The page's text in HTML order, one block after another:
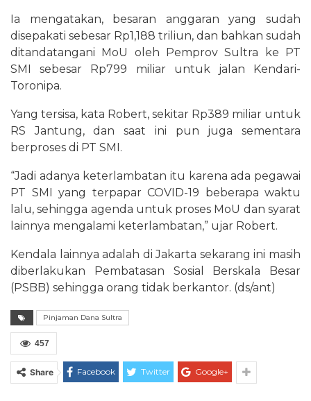
Ia mengatakan, besaran anggaran yang sudah
disepakati sebesar Rp1,188 triliun, dan bahkan sudah
ditandatangani MoU oleh Pemprov Sultra ke PT
SMI sebesar Rp799 miliar untuk jalan Kendari-
Toronipa.
Yang tersisa, kata Robert, sekitar Rp389 miliar untuk
RS Jantung, dan saat ini pun juga sementara
berproses di PT SMI.
“Jadi adanya keterlambatan itu karena ada pegawai
PT SMI yang terpapar COVID-19 beberapa waktu
lalu, sehingga agenda untuk proses MoU dan syarat
lainnya mengalami keterlambatan,” ujar Robert.
Kendala lainnya adalah di Jakarta sekarang ini masih
diberlakukan Pembatasan Sosial Berskala Besar
(PSBB) sehingga orang tidak berkantor. (ds/ant)
Pinjaman Dana Sultra
457
Share Facebook Twitter Google+